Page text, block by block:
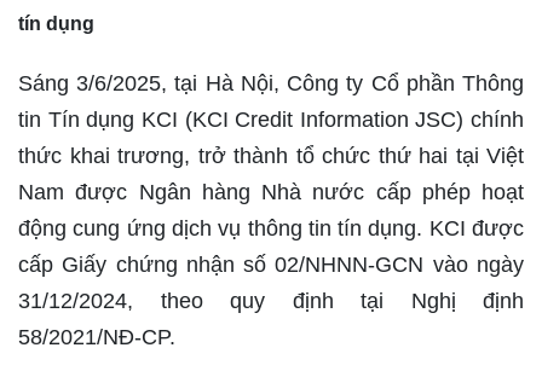
tín dụng
Sáng 3/6/2025, tại Hà Nội, Công ty Cổ phần Thông
tin Tín dụng KCI (KCI Credit Information JSC) chính
thức khai trương, trở thành tổ chức thứ hai tại Việt
Nam được Ngân hàng Nhà nước cấp phép hoạt
động cung ứng dịch vụ thông tin tín dụng. KCI được
cấp Giấy chứng nhận số 02/NHNN-GCN vào ngày
31/12/2024, theo quy định tại Nghị định
58/2021/NĐ-CP.